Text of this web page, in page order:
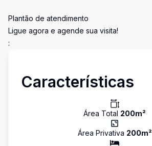
Plantão de atendimento
Ligue agora e agende sua visita!
:
Características
Área Total 200m²
Área Privativa 200m²